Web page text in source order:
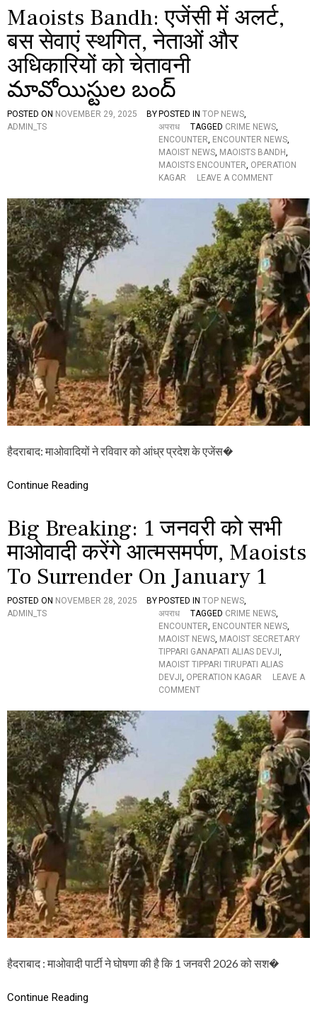
డి
సెం
తా
ని
కి
వి
ద్యా
ర్థు
ల
బృం
దం
ए
न
का
उं
ट
र
की
स
च्चा
ई
गे
ये
डें
Maoists Bandh: एजेंसी में अलर्ट,
बस सेवाएं स्थगित, नेताओं और
अधिकारियों को चेतावनी
మావోయిస్టుల బంద్‌
POSTED ON NOVEMBER 29, 2025
BY
ADMIN_TS
POSTED IN TOP NEWS,
अपराध
TAGGED CRIME NEWS,
ENCOUNTER, ENCOUNTER NEWS,
MAOIST NEWS, MAOISTS BANDH,
MAOISTS ENCOUNTER, OPERATION
KAGAR
LEAVE A COMMENTO
M
A
O
I
S
T
S
B
A
N
D
H
:
ए
जें
सी
में
अ
एं
स्थ
गि
त
ओं
औ
र
अ
धि
का
को
चे
ता
व
नी
మా
వో
యి
స్టు
ల
బం
ద్‌
हैदराबाद: माओवादियों ने रविवार को आंध्र प्रदेश के एजेंस�
Continue Reading
Big Breaking: 1 जनवरी को सभी
माओवादी करेंगे आत्मसमर्पण, Maoists
To Surrender On January 1
POSTED ON NOVEMBER 28, 2025
BY
ADMIN_TS
POSTED IN TOP NEWS,
अपराध
TAGGED CRIME NEWS,
ENCOUNTER, ENCOUNTER NEWS,
MAOIST NEWS, MAOIST SECRETARY
TIPPARI GANAPATI ALIAS DEVJI ,
MAOIST TIPPARI TIRUPATI ALIAS
DEVJI , OPERATION KAGAR
LEAVE A
COMMENTO
R
E
A
I
N
G
:
ज
को
भी
मा
हैदराबाद : माओवादी पार्टी ने घोषणा की है कि 1 जनवरी 2026 को सश�
Continue Reading